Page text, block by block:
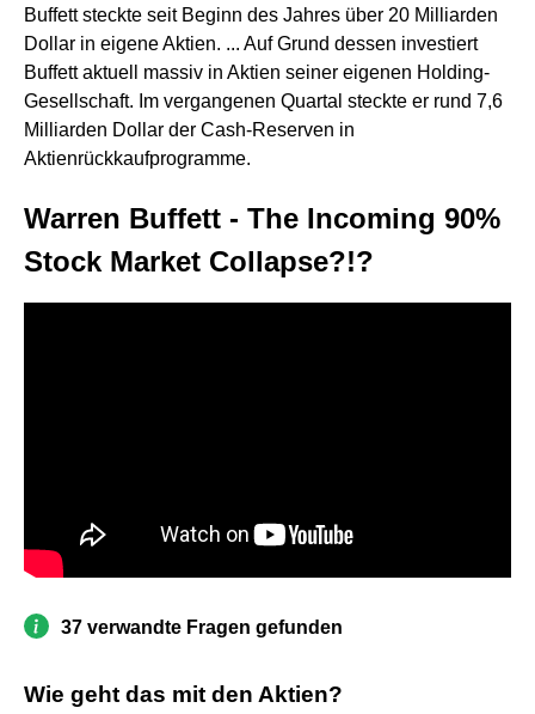
Buffett steckte seit Beginn des Jahres über 20 Milliarden
Dollar in eigene Aktien. ... Auf Grund dessen investiert
Buffett aktuell massiv in Aktien seiner eigenen Holding-
Gesellschaft. Im vergangenen Quartal steckte er rund 7,6
Milliarden Dollar der Cash-Reserven in
Aktienrückkaufprogramme.
Warren Buffett - The Incoming 90%
Stock Market Collapse?!?
37 verwandte Fragen gefunden
Wie geht das mit den Aktien?